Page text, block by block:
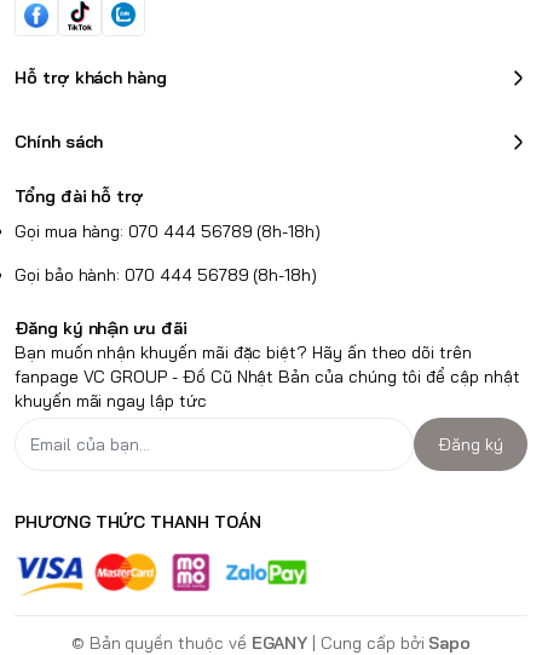
Hỗ trợ khách hàng
Chính sách
Tổng đài hỗ trợ
Gọi mua hàng: 070 444 56789 (8h-18h)
Gọi bảo hành: 070 444 56789 (8h-18h)
Đăng ký nhận ưu đãi
Bạn muốn nhận khuyến mãi đặc biệt? Hãy ấn theo dõi trên
fanpage VC GROUP - Đồ Cũ Nhật Bản của chúng tôi để cập nhật
khuyến mãi ngay lập tức
Đăng ký
PHƯƠNG THỨC THANH TOÁN
© Bản quyền thuộc về EGANY | Cung cấp bởi Sapo